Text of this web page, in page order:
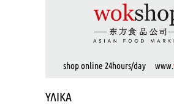
shop online 24hours/day www.
ΥΛΙΚΆ